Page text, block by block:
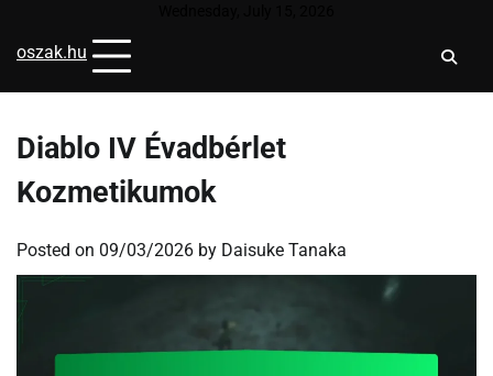
content
oszak.hu
Diablo IV Évadbérlet
Kozmetikumok
Posted on 09/03/2026 by Daisuke Tanaka